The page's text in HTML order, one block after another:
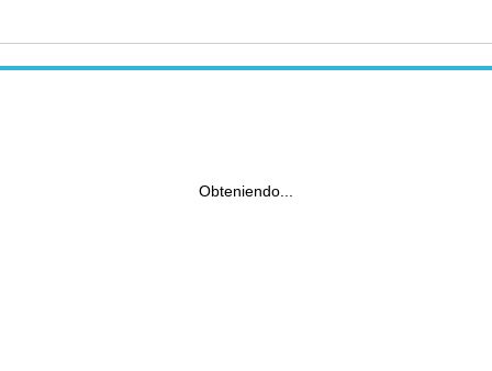
Obteniendo...